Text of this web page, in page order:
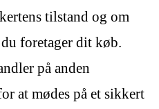
tilstand og om
foretager dit køb.
på anden
at mødes på et sikkert